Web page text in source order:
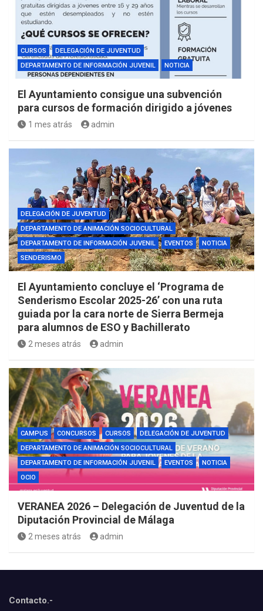
CURSOS
DELEGACIÓN DE JUVENTUD
DEPARTAMENTO DE INFORMACIÓN JUVENIL
NOTICIA
El Ayuntamiento consigue una subvención
para cursos de formación dirigido a jóvenes
1 mes atrás admin
DELEGACIÓN DE JUVENTUD
DEPARTAMENTO DE ANIMACIÓN SOCIOCULTURAL
DEPARTAMENTO DE INFORMACIÓN JUVENIL
EVENTOS
NOTICIA
SENDERISMO
El Ayuntamiento concluye el ‘Programa de
Senderismo Escolar 2025-26’ con una ruta
guiada por la cara norte de Sierra Bermeja
para alumnos de ESO y Bachillerato
2 meses atrás admin
CAMPUS CONCURSOS CURSOS
DELEGACIÓN DE JUVENTUD
DEPARTAMENTO DE ANIMACIÓN SOCIOCULTURAL
DEPARTAMENTO DE INFORMACIÓN JUVENIL
EVENTOS
NOTICIA
OCIO
VERANEA 2026 – Delegación de Juventud de la
Diputación Provincial de Málaga
2 meses atrás admin
Contacto.-